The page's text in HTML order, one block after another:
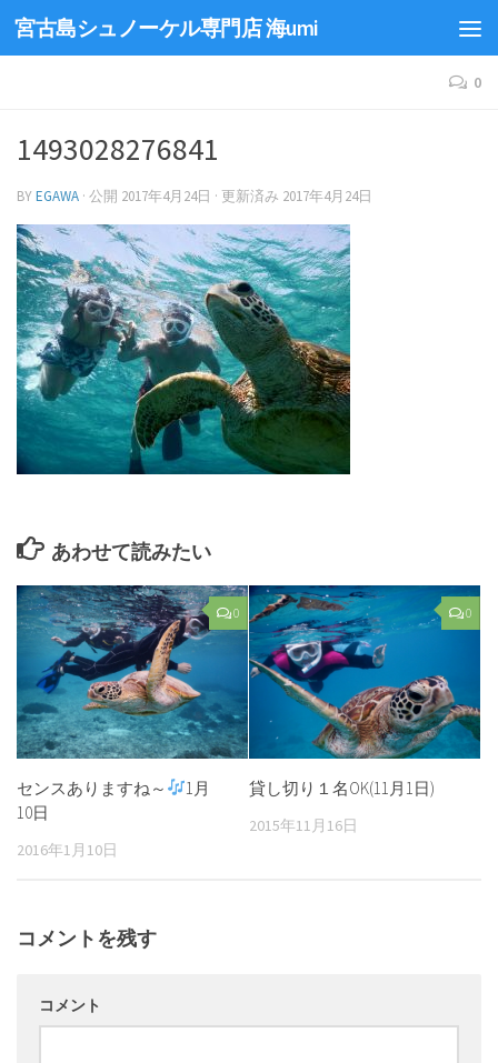
宮古島シュノーケル専門店 海umi
0
1493028276841
BYEGAWA · 公開 2017年4月24日 · 更新済み 2017年4月24日
あわせて読みたい
0
センスありますね～
1月
10日
2016年1月10日
0
貸し切り１名OK(11月1日)
2015年11月16日
コメントを残す
コメント